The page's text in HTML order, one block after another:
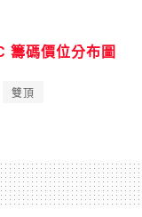
籌碼價位分布圖
雙頂